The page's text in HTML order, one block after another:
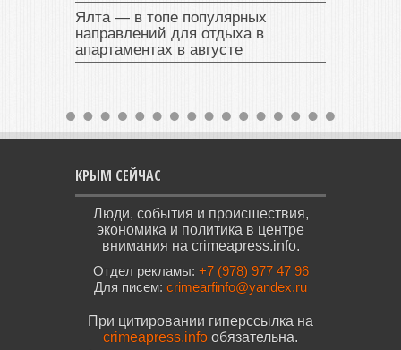
Ялта — в топе популярных
направлений для отдыха в
апартаментах в августе
КРЫМ СЕЙЧАС
Люди, события и происшествия,
экономика и политика в центре
внимания на crimeapress.info.
Отдел рекламы: +7 (978) 977 47 96
Для писем: crimearfinfo@yandex.ru
При цитировании гиперссылка на
crimeapress.info обязательна.